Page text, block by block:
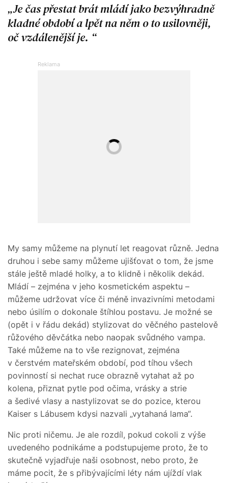
Je čas přestat brát mládí jako bezvýhradně
kladné období a lpět na něm o to usilovněji,
oč vzdálenější je.
My samy můžeme na plynutí let reagovat různě. Jedna
druhou i sebe samy můžeme ujišťovat o tom, že jsme
stále ještě mladé holky, a to klidně i několik dekád.
Mládí – zejména v jeho kosmetickém aspektu –
můžeme udržovat více či méně invazivními metodami
nebo úsilím o dokonale štíhlou postavu. Je možné se
(opět i v řádu dekád) stylizovat do věčného pastelově
růžového děvčátka nebo naopak svůdného vampa.
Také můžeme na to vše rezignovat, zejména
v čerstvém mateřském období, pod tíhou všech
povinností si nechat ruce obrazně vytahat až po
kolena, přiznat pytle pod očima, vrásky a strie
a šedivé vlasy a nastylizovat se do pozice, kterou
Kaiser s Lábusem kdysi nazvali „vytahaná lama“.
Nic proti ničemu. Je ale rozdíl, pokud cokoli z výše
uvedeného podnikáme a podstupujeme proto, že to
skutečně vyjadřuje naši osobnost, nebo proto, že
máme pocit, že s přibývajícími léty nám ujíždí vlak